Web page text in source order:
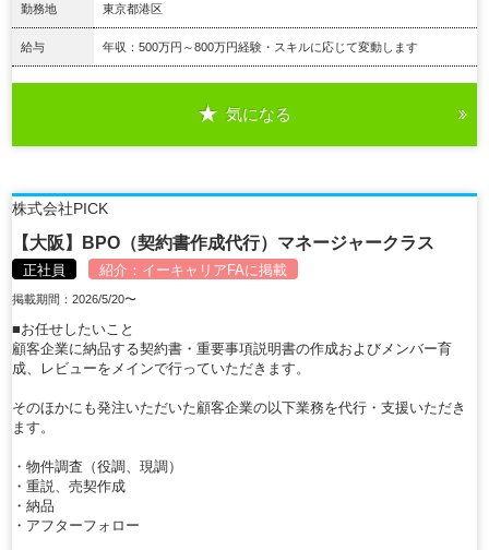
勤務地 東京都港区
給与 年収：500万円～800万円経験・スキルに応じて変動します
気になる
株式会社PICK
【大阪】BPO（契約書作成代行）マネージャークラス
正社員 紹介： イーキャリアFAに掲載
掲載期間：2026/5/20〜
■お任せしたいこと
顧客企業に納品する契約書・重要事項説明書の作成およびメンバー育
成、レビューをメインで行っていただきます。
そのほかにも発注いただいた顧客企業の以下業務を代行・支援いただき
ます。
・物件調査（役調、現調）
・重説、売契作成
・納品
・アフターフォロー